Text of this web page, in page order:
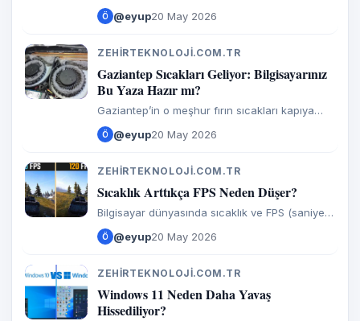
"dosya koruma" meselesi değil; bir işletmenin
güvenilirliği, yasal varlığı ve müşterinin
Ö @eyup20 May 2026
Z
ZEHIRTEKNOLOJI.COM.TR
Gaziantep Sıcakları Geliyor: Bilgisayarınız
Bu Yaza Hazır mı?
Gaziantep’in o meşhur fırın sıcakları kapıya
dayandı. Bizim buralarda yaz sadece biz
insanlar için değil, dükkandaki, ofisteki
Ö @eyup20 May 2026
Z
ZEHIRTEKNOLOJI.COM.TR
Sıcaklık Arttıkça FPS Neden Düşer?
Bilgisayar dünyasında sıcaklık ve FPS (saniye
başına düşen kare sayısı) arasındaki ilişki,
aslında bir "hayatta kalma mücadelesidir."
Ö @eyup20 May 2026
Z
ZEHIRTEKNOLOJI.COM.TR
Windows 11 Neden Daha Yavaş
Hissediliyor?